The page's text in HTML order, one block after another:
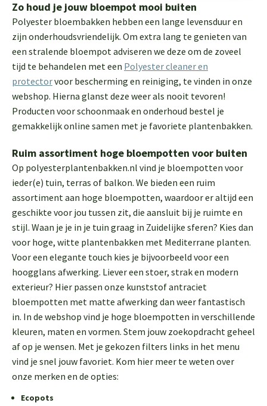
Zo houd je jouw bloempot mooi buiten
Polyester bloembakken hebben een lange levensduur en
zijn onderhoudsvriendelijk. Om extra lang te genieten van
een stralende bloempot adviseren we deze om de zoveel
tijd te behandelen met een Polyester cleaner en
protectorvoor bescherming en reiniging, te vinden in onze
webshop. Hierna glanst deze weer als nooit tevoren!
Producten voor schoonmaak en onderhoud bestel je
gemakkelijk online samen met je favoriete plantenbakken.
Ruim assortiment hoge bloempotten voor buiten
Op polyesterplantenbakken.nl vind je bloempotten voor
ieder(e) tuin, terras of balkon. We bieden een ruim
assortiment aan hoge bloempotten, waardoor er altijd een
geschikte voor jou tussen zit, die aansluit bij je ruimte en
stijl. Waan je je in je tuin graag in Zuidelijke sferen? Kies dan
voor hoge, witte plantenbakken met Mediterrane planten.
Voor een elegante touch kies je bijvoorbeeld voor een
hoogglans afwerking. Liever een stoer, strak en modern
exterieur? Hier passen onze kunststof antraciet
bloempotten met matte afwerking dan weer fantastisch
in. In de webshop vind je hoge bloempotten in verschillende
kleuren, maten en vormen. Stem jouw zoekopdracht geheel
af op je wensen. Met je gekozen filters links in het menu
vind je snel jouw favoriet. Kom hier meer te weten over
onze merken en de opties:
Ecopots